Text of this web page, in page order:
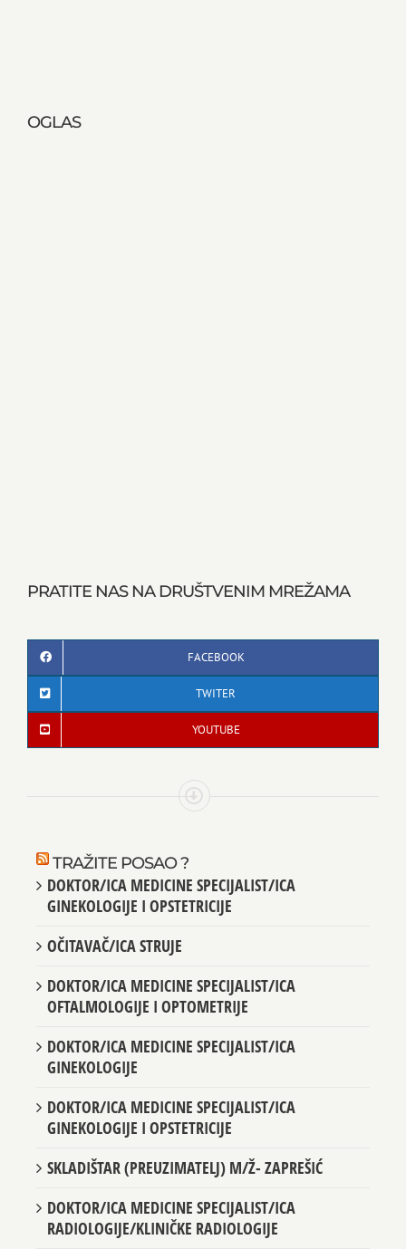
OGLAS
PRATITE NAS NA DRUŠTVENIM MREŽAMA
FACEBOOK
TWITER
YOUTUBE
TRAŽITE POSAO ?
DOKTOR/ICA MEDICINE SPECIJALIST/ICA
GINEKOLOGIJE I OPSTETRICIJE
OČITAVAČ/ICA STRUJE
DOKTOR/ICA MEDICINE SPECIJALIST/ICA
OFTALMOLOGIJE I OPTOMETRIJE
DOKTOR/ICA MEDICINE SPECIJALIST/ICA
GINEKOLOGIJE
DOKTOR/ICA MEDICINE SPECIJALIST/ICA
GINEKOLOGIJE I OPSTETRICIJE
SKLADIŠTAR (PREUZIMATELJ) M/Ž- ZAPREŠIĆ
DOKTOR/ICA MEDICINE SPECIJALIST/ICA
RADIOLOGIJE/KLINIČKE RADIOLOGIJE